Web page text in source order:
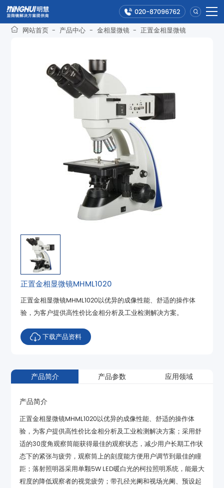
020-87096762
网站首页 - 产品中心 - 金相显微镜 - 正置金相显微镜
正置金相显微镜MHML1020
验，为客户提供高性价比金相分析及工业检测解决方案。
下载产品资料
产品简介 产品参数 应用领域
产品简介